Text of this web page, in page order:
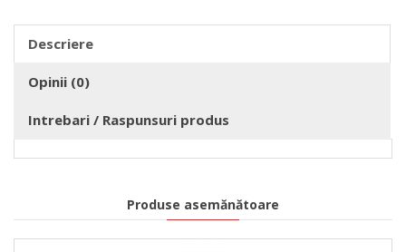
Descriere
Opinii (0)
Intrebari / Raspunsuri produs
Produse asemănătoare